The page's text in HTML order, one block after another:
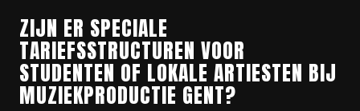
ZIJN ER SPECIALE
TARIEFSSTRUCTUREN VOOR
STUDENTEN OF LOKALE ARTIESTEN BIJ
MUZIEKPRODUCTIE GENT?